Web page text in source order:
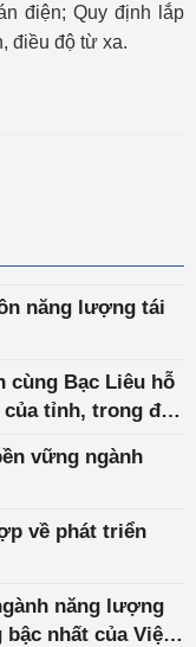
điện; Quy định lắp
điều độ từ xa.
năng lượng tái
cùng Bạc Liêu hỗ
tỉnh, trong đó
vững ngành
về phát triển
năng lượng
nhất của Việt